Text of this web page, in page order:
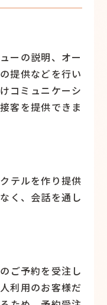
ーの説明、オー
提供などを行い
コミュニケーシ
客を提供できま
テルを作り提供
く、会話を通し
ご予約を受注し
利用のお客様だ